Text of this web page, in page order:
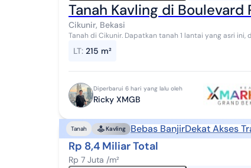
Tanah Kavling di Boulevard
Cikunir, Bekasi
Tanah di Cikunir. Dapatkan tanah 1 lantai yang asri ini, dijual menawarkan lingkungan fasilitas yang lengkap,
LT: 215 m²
Diperbarui 6 hari yang lalu oleh
Ricky XMGB
Tanah Kavling Bebas BanjirDekat Akses
Rp 8,4 Miliar Total
Rp 7 Juta /m²